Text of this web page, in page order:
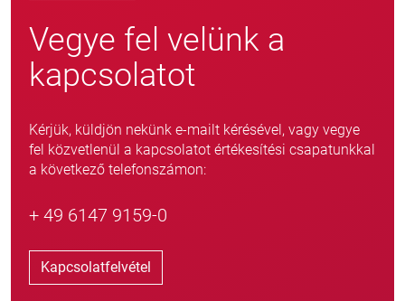
Vegye fel velünk a
kapcsolatot
Kérjük, küldjön nekünk e-mailt kérésével, vagy vegye
fel közvetlenül a kapcsolatot értékesítési csapatunkkal
a következő telefonszámon:
+ 49 6147 9159-0
Kapcsolatfelvétel